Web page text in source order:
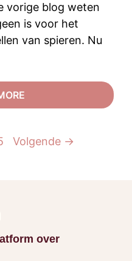
vorige blog weten
is voor het
van spieren. Nu
Volgende →
over